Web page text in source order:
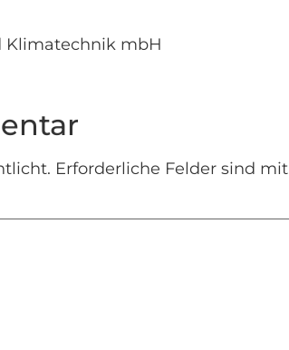
Klimatechnik mbH
Erforderliche Felder sind mit